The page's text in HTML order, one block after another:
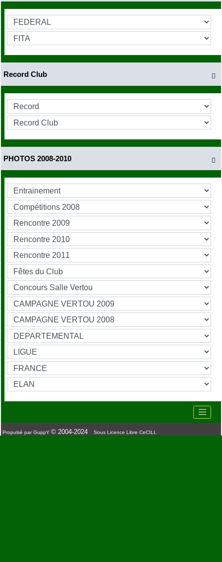

Record Club

PHOTOS 2008-2010
Propulsé par GuppY © 2004-2024 Sous Licence Libre CeCILL